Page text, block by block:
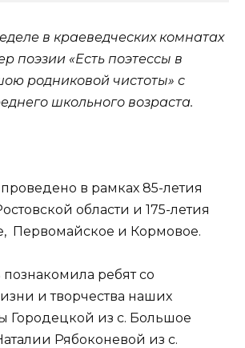
в краеведческих комнатах
поэзии «Есть поэтессы в
родниковой чистоты» с
школьного возраста.
в рамках 85-летия
области и 175-летия
Первомайское и Кормовое.
ребят со
и творчества наших
Городецкой из с. Большое
Рябоконевой из с.